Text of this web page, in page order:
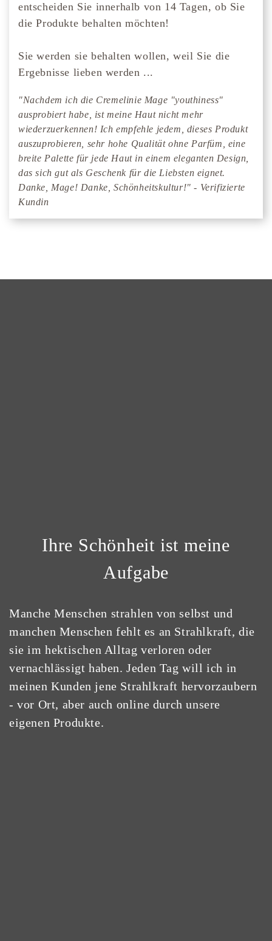
entscheiden Sie innerhalb von 14 Tagen, ob Sie
die Produkte behalten möchten!
Sie werden sie behalten wollen, weil Sie die
Ergebnisse lieben werden ...
"Nachdem ich die Cremelinie Mage "youthiness"
ausprobiert habe, ist meine Haut nicht mehr
wiederzuerkennen! Ich empfehle jedem, dieses Produkt
auszuprobieren, sehr hohe Qualität ohne Parfüm, eine
breite Palette für jede Haut in einem eleganten Design,
das sich gut als Geschenk für die Liebsten eignet.
Danke, Mage! Danke, Schönheitskultur!" - Verifizierte
Kundin
Ihre Schönheit ist meine
Aufgabe
Manche Menschen strahlen von selbst und
manchen Menschen fehlt es an Strahlkraft, die
sie im hektischen Alltag verloren oder
vernachlässigt haben. Jeden Tag will ich in
meinen Kunden jene Strahlkraft hervorzaubern
- vor Ort, aber auch online durch unsere
eigenen Produkte.